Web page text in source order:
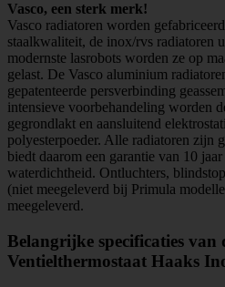
Vasco, een sterk merk!
Vasco radiatoren worden
staalkwaliteit, de inox/rvs radiatoren
modernste lasrobots worden ze op
gelast. De Vasco aluminium
gepatenteerde persverbinding
intensieve voorbehandeling worden
gegrondlakt en aansluitend
polyesterpoeder. Alle radiatoren zijn
biedt daarom een garantie van 10
waterdichtheid. Ontluchters,
(niet meegeleverd bij Primula
meegeleverd.
Belangrijke specificaties van
Ventielthermostaat Haaks